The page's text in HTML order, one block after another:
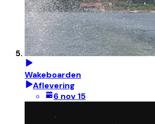
Wakeboarden
Aflevering
6 nov 15